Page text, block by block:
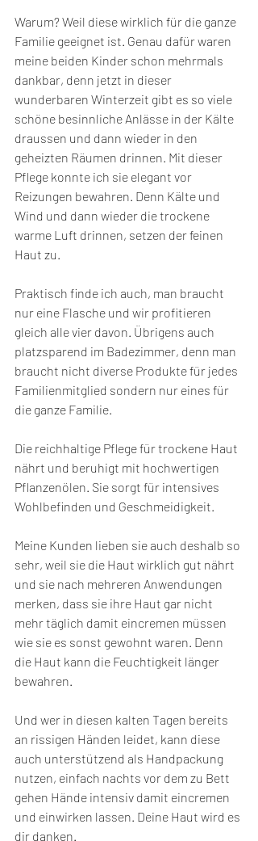
Warum? Weil diese wirklich für die ganze
Familie geeignet ist. Genau dafür waren
meine beiden Kinder schon mehrmals
dankbar, denn jetzt in dieser
wunderbaren Winterzeit gibt es so viele
schöne besinnliche Anlässe in der Kälte
draussen und dann wieder in den
geheizten Räumen drinnen. Mit dieser
Pflege konnte ich sie elegant vor
Reizungen bewahren. Denn Kälte und
Wind und dann wieder die trockene
warme Luft drinnen, setzen der feinen
Haut zu.
Praktisch finde ich auch, man braucht
nur eine Flasche und wir profitieren
gleich alle vier davon. Übrigens auch
platzsparend im Badezimmer, denn man
braucht nicht diverse Produkte für jedes
Familienmitglied sondern nur eines für
die ganze Familie.
Die reichhaltige Pflege für trockene Haut
nährt und beruhigt mit hochwertigen
Pflanzenölen. Sie sorgt für intensives
Wohlbefinden und Geschmeidigkeit.
Meine Kunden lieben sie auch deshalb so
sehr, weil sie die Haut wirklich gut nährt
und sie nach mehreren Anwendungen
merken, dass sie ihre Haut gar nicht
mehr täglich damit eincremen müssen
wie sie es sonst gewohnt waren. Denn
die Haut kann die Feuchtigkeit länger
bewahren.
Und wer in diesen kalten Tagen bereits
an rissigen Händen leidet, kann diese
auch unterstützend als Handpackung
nutzen, einfach nachts vor dem zu Bett
gehen Hände intensiv damit eincremen
und einwirken lassen. Deine Haut wird es
dir danken.